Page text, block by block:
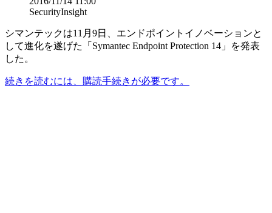
SecurityInsight
シマンテックは11月9日、エンドポイントイノベーションと
して進化を遂げた「Symantec Endpoint Protection 14」を発表
した。
続きを読むには、購読手続きが必要です。